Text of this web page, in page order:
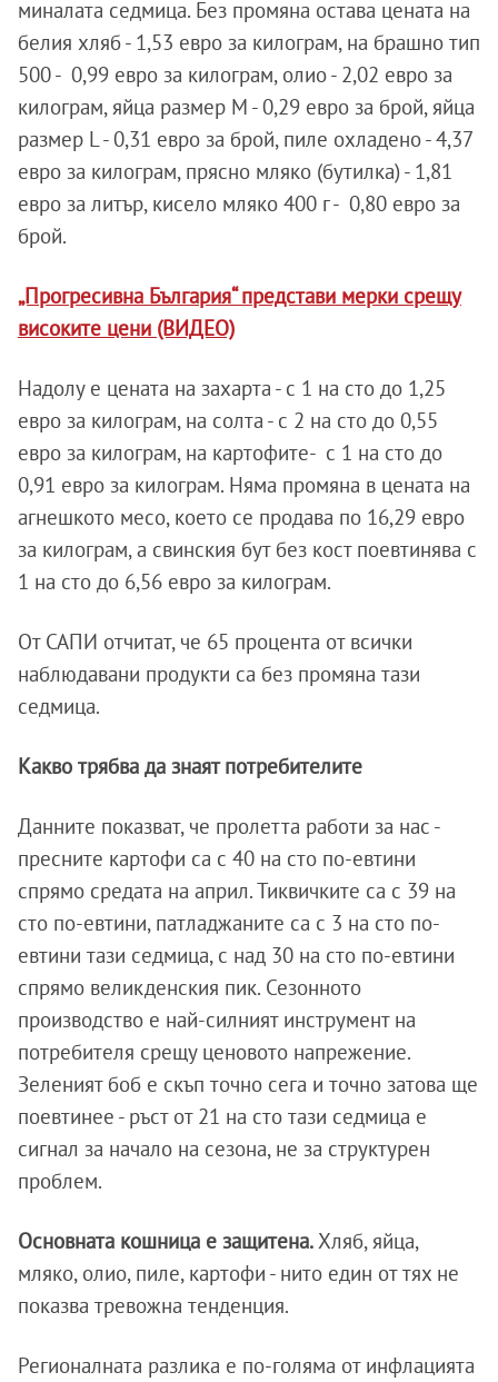
миналата седмица. Без промяна остава цената на
белия хляб - 1,53 евро за килограм, на брашно тип
500 - 0,99 евро за килограм, олио - 2,02 евро за
килограм, яйца размер M - 0,29 евро за брой, яйца
размер L - 0,31 евро за брой, пиле охладено - 4,37
евро за килограм, прясно мляко (бутилка) - 1,81
евро за литър, кисело мляко 400 г - 0,80 евро за
брой.
„Прогресивна България“ представи мерки срещу
високите цени (ВИДЕО)
Надолу е цената на захарта - с 1 на сто до 1,25
евро за килограм, на солта - с 2 на сто до 0,55
евро за килограм, на картофите- с 1 на сто до
0,91 евро за килограм. Няма промяна в цената на
агнешкото месо, което се продава по 16,29 евро
за килограм, а свинския бут без кост поевтинява с
1 на сто до 6,56 евро за килограм.
От САПИ отчитат, че 65 процента от всички
наблюдавани продукти са без промяна тази
седмица.
Какво трябва да знаят потребителите
Данните показват, че пролетта работи за нас -
пресните картофи са с 40 на сто по-евтини
спрямо средата на април. Тиквичките са с 39 на
сто по-евтини, патладжаните са с 3 на сто по-
евтини тази седмица, с над 30 на сто по-евтини
спрямо великденския пик. Сезонното
производство е най-силният инструмент на
потребителя срещу ценовото напрежение.
Зеленият боб е скъп точно сега и точно затова ще
поевтинее - ръст от 21 на сто тази седмица е
сигнал за начало на сезона, не за структурен
проблем.
Основната кошница е защитена. Хляб, яйца,
мляко, олио, пиле, картофи - нито един от тях не
показва тревожна тенденция.
Регионалната разлика е по-голяма от инфлацията